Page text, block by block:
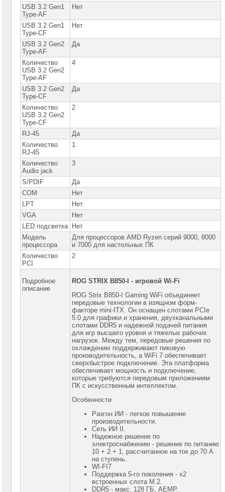
Источники
бесперебойного
питания
Российское
ПО
Программное
обеспечение
Термошкафы
IP
PROM
Специальные
цены
USB 3.2 Gen1
Type-AF
Нет
USB 3.2 Gen1
Type-CF
Нет
USB 3.2 Gen2
Type-AF
Да
Количество
USB 3.2 Gen2
Type-AF
4
USB 3.2 Gen2
Type-CF
Да
Количество
USB 3.2 Gen2
Type-CF
2
RJ-45
Да
Количество
RJ-45
1
Количество
Audio jack
3
S/PDIF
Да
COM
Нет
LPT
Нет
VGA
Нет
LED подсветка
Нет
Модель
процессора
Для процессоров AMD Ryzen серий 9000, 8000
и 7000 для настольных ПК
Количество
PCI
2
Подробное
описание
ROG STRIX B850-I - игровой Wi-Fi
ROG Strix B850-I Gaming WiFi объединяет
передовые технологии в изящном форм-
факторе mini-ITX. Он оснащен слотами PCIe
5.0 для графики и хранения, двухканальными
слотами DDR5 и надежной подачей питания
для игр высшего уровня и тяжелых рабочих
нагрузок. Между тем, передовые решения по
охлаждению поддерживают пиковую
производительность, а WiFi 7 обеспечивает
сверхбыстрое подключение. Эта платформа
обеспечивает мощность и подключение,
которые требуются передовым приложениям
ПК с искусственным интеллектом.
Особенности
Разгон ИИ - легкое повышение
производительности.
Сеть ИИ II.
Надежное решение по
электроснабжению - решение по питанию
10 + 2 + 1, рассчитанное на ток до 70 А
на ступень.
WI-FI7
Поддержка 5-го поколения - x2
встроенных слота M.2.
DDR5 - макс. 128 ГБ, AEMP.